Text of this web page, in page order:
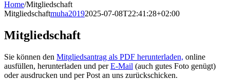
Home/Mitgliedschaft
Mitgliedschaftmuha20192025-07-08T22:41:28+02:00
Mitgliedschaft
Sie können den Mitgliedsantrag als PDF herunterladen, online
ausfüllen, herunterladen und perE-Mail (auch gutes Foto genügt)
oder ausdrucken und per Post an uns zurückschicken.